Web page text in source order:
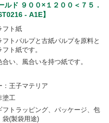
ルド ９００×１２００＜７５．
- A1E】
フト紙
フトパルプと古紙パルプを原料と
ト紙です。
い、風合いを持つ紙です。
：王子マテリア
塗工
フトラッピング、パッケージ、包
袋(製袋用途)